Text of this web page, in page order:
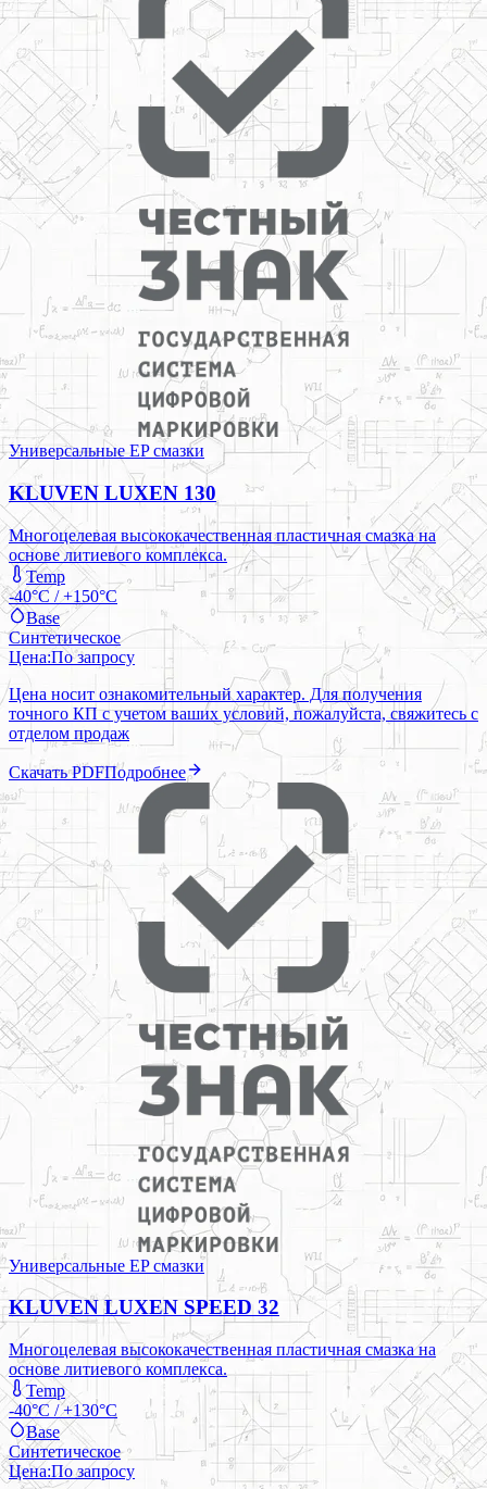
Универсальные EP смазки
KLUVEN LUXEN 130
Многоцелевая высококачественная пластичная смазка на
основе литиевого комплекса.
Temp
-40°C / +150°C
Base
Синтетическое
Цена:По запросу
Цена носит ознакомительный характер. Для получения
точного КП с учетом ваших условий, пожалуйста, свяжитесь с
отделом продаж
Скачать PDFПодробнее
Универсальные EP смазки
KLUVEN LUXEN SPEED 32
Многоцелевая высококачественная пластичная смазка на
основе литиевого комплекса.
Temp
-40°C / +130°C
Base
Синтетическое
Цена:По запросу